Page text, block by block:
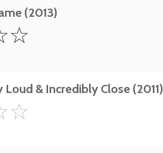
(2013)
☆
Loud & Incredibly Close (2011)
☆